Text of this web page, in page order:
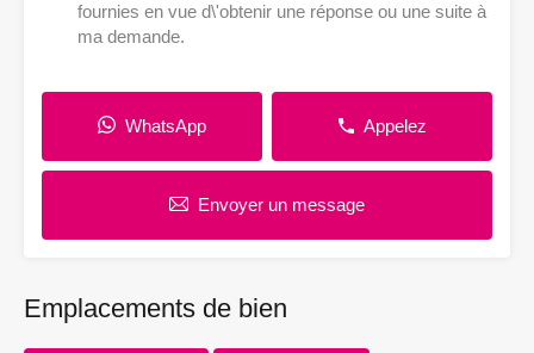
fournies en vue d\'obtenir une réponse ou une suite à
ma demande.
WhatsApp Appelez
Envoyer un message
Emplacements de bien